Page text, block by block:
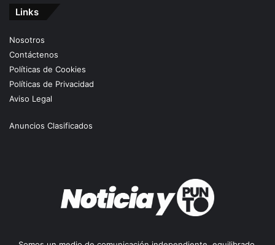
Links
Nosotros
Contáctenos
Políticas de Cookies
Políticas de Privacidad
Aviso Legal
Anuncios Clasificados